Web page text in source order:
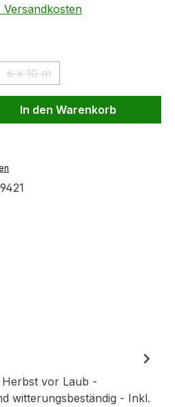
Versandkosten
nicht verfügbar.)
ist zurzeit nicht verfügbar.)
6 x 10 m
(Diese Option ist zurzeit nicht
Gib den
In den Warenkorb
vor Laub -
witterungsbeständig - Inkl.